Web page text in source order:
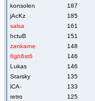
konsolen
187
jAcKz
185
salsa
161
hctuB
151
zankarne
148
6gh6st6
146
Lukas
146
Starsky
135
iCA-
133
retro
125